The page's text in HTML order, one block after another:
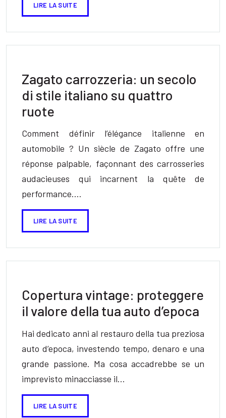
LIRE LA SUITE
Zagato carrozzeria: un secolo
di stile italiano su quattro
ruote
Comment définir l’élégance italienne en
automobile ? Un siècle de Zagato offre une
réponse palpable, façonnant des carrosseries
audacieuses qui incarnent la quête de
performance….
LIRE LA SUITE
Copertura vintage: proteggere
il valore della tua auto d’epoca
Hai dedicato anni al restauro della tua preziosa
auto d’epoca, investendo tempo, denaro e una
grande passione. Ma cosa accadrebbe se un
imprevisto minacciasse il…
LIRE LA SUITE